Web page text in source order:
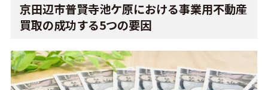
京田辺市普賢寺池ケ原における事業用不動産
買取の成功する5つの要因